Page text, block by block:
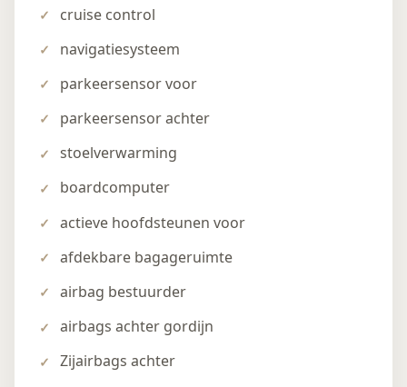
cruise control
navigatiesysteem
parkeersensor voor
parkeersensor achter
stoelverwarming
boardcomputer
actieve hoofdsteunen voor
afdekbare bagageruimte
airbag bestuurder
airbags achter gordijn
Zijairbags achter